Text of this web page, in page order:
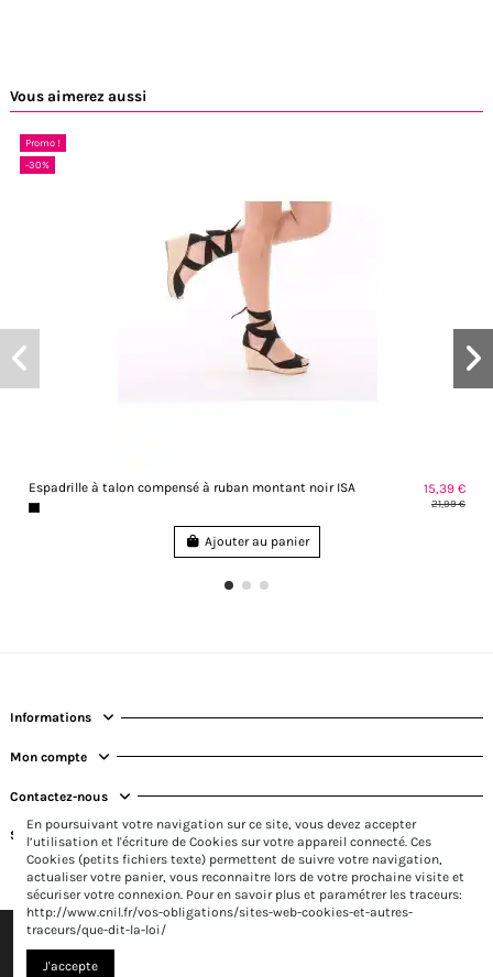
Vous aimerez aussi
Promo !
-30%
Espadrille à talon compensé à ruban montant noir ISA 15,39 €
21,99 €
Ajouter au panier
Informations
Mon compte
Contactez-nous
Suivez-nous
En poursuivant votre navigation sur ce site, vous devez accepter
l’utilisation et l'écriture de Cookies sur votre appareil connecté. Ces
Cookies (petits fichiers texte) permettent de suivre votre navigation,
actualiser votre panier, vous reconnaitre lors de votre prochaine visite et
sécuriser votre connexion. Pour en savoir plus et paramétrer les traceurs:
http://www.cnil.fr/vos-obligations/sites-web-cookies-et-autres-
traceurs/que-dit-la-loi/
J'accepte